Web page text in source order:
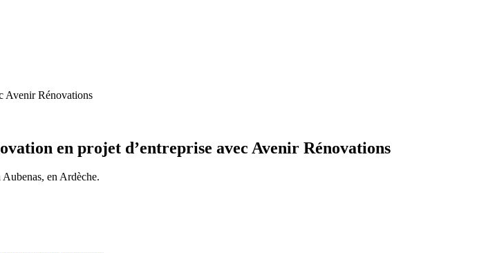
Avenir Rénovations
en projet d’entreprise avec Avenir Rénovations
en Ardèche.